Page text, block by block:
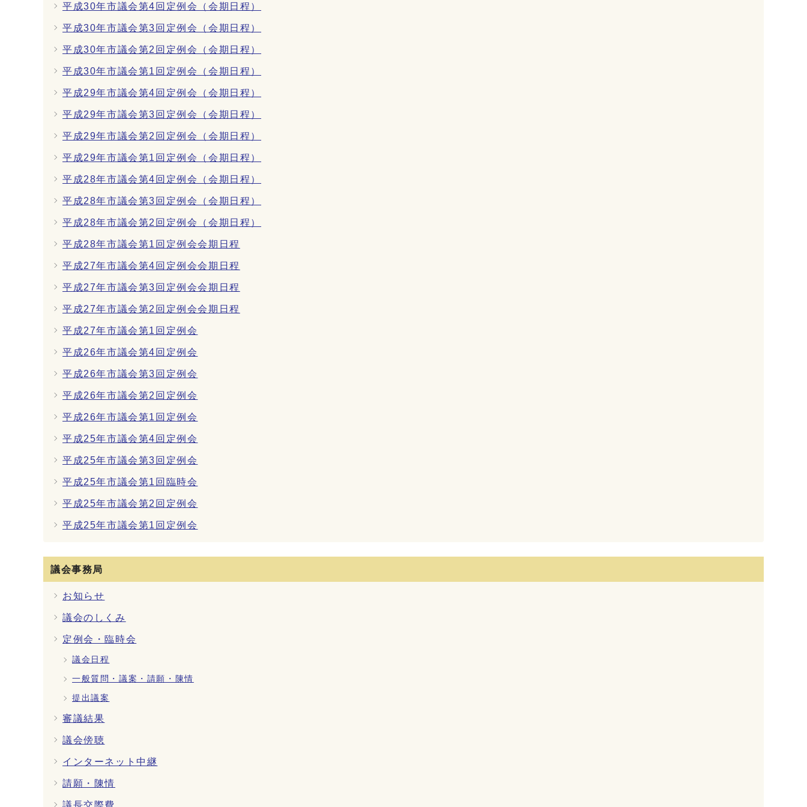
平成30年市議会第4回定例会（会期日程）
平成30年市議会第3回定例会（会期日程）
平成30年市議会第2回定例会（会期日程）
平成30年市議会第1回定例会（会期日程）
平成29年市議会第4回定例会（会期日程）
平成29年市議会第3回定例会（会期日程）
平成29年市議会第2回定例会（会期日程）
平成29年市議会第1回定例会（会期日程）
平成28年市議会第4回定例会（会期日程）
平成28年市議会第3回定例会（会期日程）
平成28年市議会第2回定例会（会期日程）
平成28年市議会第1回定例会会期日程
平成27年市議会第4回定例会会期日程
平成27年市議会第3回定例会会期日程
平成27年市議会第2回定例会会期日程
平成27年市議会第1回定例会
平成26年市議会第4回定例会
平成26年市議会第3回定例会
平成26年市議会第2回定例会
平成26年市議会第1回定例会
平成25年市議会第4回定例会
平成25年市議会第3回定例会
平成25年市議会第1回臨時会
平成25年市議会第2回定例会
平成25年市議会第1回定例会
議会事務局
お知らせ
議会のしくみ
定例会・臨時会
議会日程
一般質問・議案・請願・陳情
提出議案
審議結果
議会傍聴
インターネット中継
請願・陳情
議長交際費